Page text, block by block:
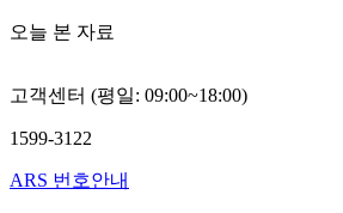
오늘 본 자료
고객센터 (평일: 09:00~18:00)
1599-3122
ARS 번호안내